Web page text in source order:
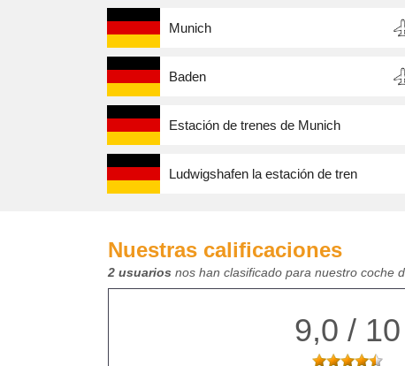
Munich
Baden
Estación de trenes de Munich
Ludwigshafen la estación de tren
Nuestras calificaciones
2 usuarios nos han clasificado para nuestro coche
9,0 / 10